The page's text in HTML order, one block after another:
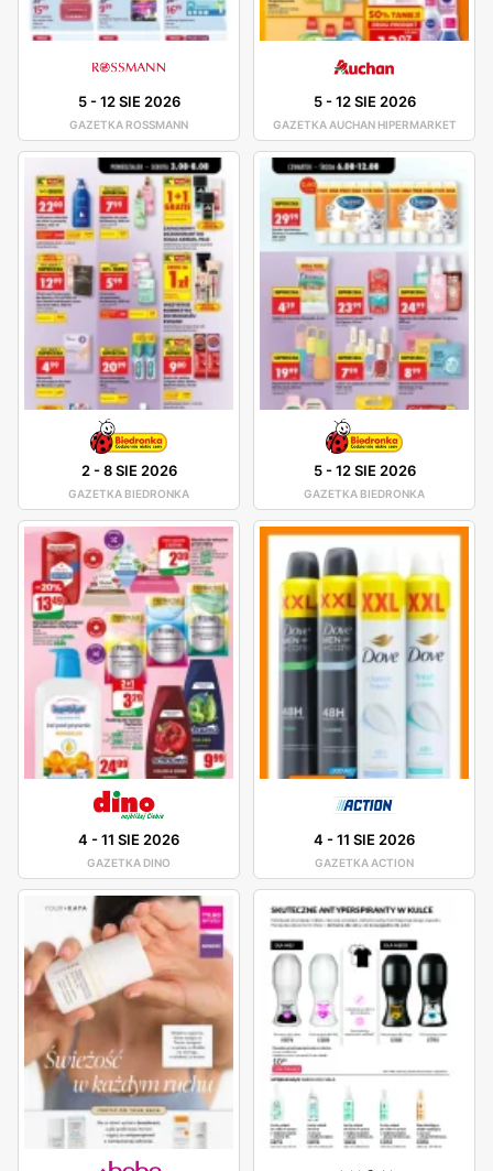
5-12 SIE 2026
GAZETKA ROSSMANN
5-12 SIE 2026
GAZETKA AUCHAN HIPERMARKET
2-8 SIE 2026
GAZETKA BIEDRONKA
5-12 SIE 2026
GAZETKA BIEDRONKA
4 -11 SIE 2026
GAZETKA DINO
4 -11 SIE 2026
GAZETKA ACTION